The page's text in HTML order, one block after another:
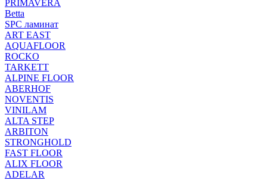
PRIMAVERA
Betta
SPC ламинат
ART EAST
AQUAFLOOR
ROCKO
TARKETT
ALPINE FLOOR
ABERHOF
NOVENTIS
VINILAM
ALTA STEP
ARBITON
STRONGHOLD
FAST FLOOR
ALIX FLOOR
ADELAR